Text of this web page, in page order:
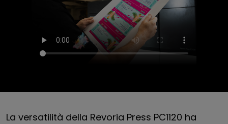
La versatilità della Revoria Press PC1120 ha